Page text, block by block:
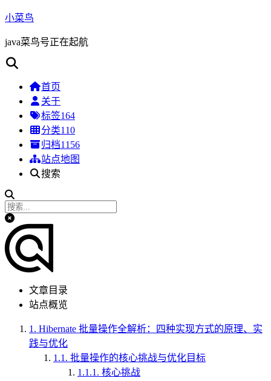
小菜鸟
java菜鸟号正在起航
首页
关于
标签164
分类110
归档1156
站点地图
搜索
文章目录
站点概览
1. Hibernate 批量操作全解析：四种实现方式的原理、实
践与优化
1.1. 批量操作的核心挑战与优化目标
1.1.1. 核心挑战